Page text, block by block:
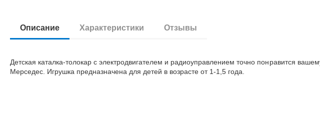
Описание Характеристики Отзывы
Детская каталка-толокар с электродвигателем и радиоуправлением точно понравится
Мерседес. Игрушка предназначена для детей в возрасте от 1-1 ,5 года.